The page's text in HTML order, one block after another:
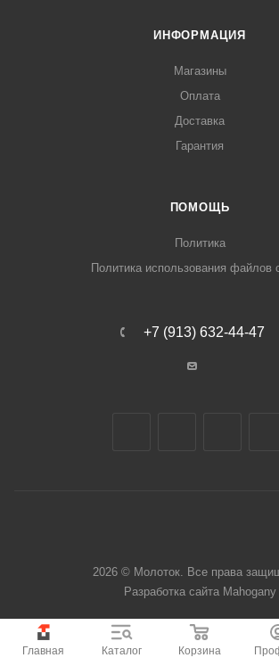
Главная Каталог Корзина
ИНФОРМАЦИЯ
Магазины
Оплата
Доставка
Гарантия
ПОМОЩЬ
Политика
Политика использования файлов
+7 (913) 632-44-47
2026 © Молоток. Все права
Разработка сайта Mahogany